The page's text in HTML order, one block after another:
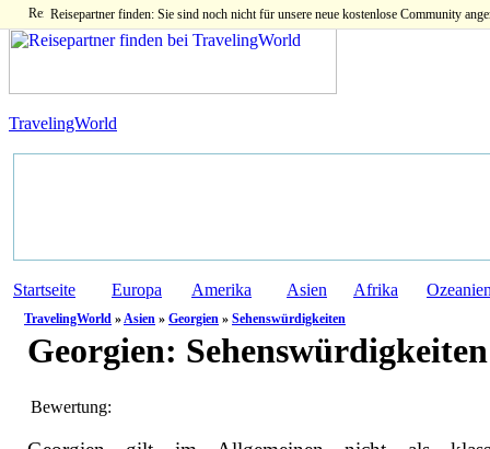
Reisepartner finden: Sie sind noch nicht für unsere neue kostenlose Community
TravelingWorld
Startseite Europa Amerika Asien Afrika
TravelingWorld »Asien » Georgien » Sehenswürdigkeiten
Georgien: Sehenswürdigkeiten
Bewertung: